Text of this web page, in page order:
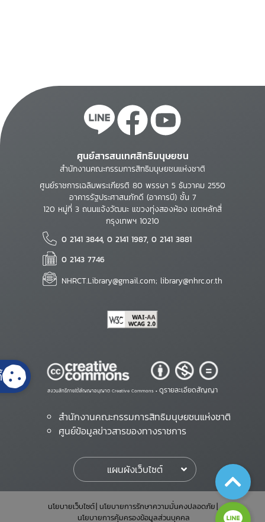
ศูนย์สารสนเทศสิทธิมนุษยชน
สำนักงานคณะกรรมการสิทธิมนุษยชนแห่งชาติ
ศูนย์ราชการเฉลิมพระเกียรติ 80 พรรษา 5 ธันวาคม 2550
อาคารรัฐประศาสนภักดี (อาคารบี) ชั้น 7
120 หมู่ที่ 3 ถนนแจ้งวัฒนะ แขวงทุ่งสองห้อง เขตหลักสี่
กรุงเทพฯ 10210
0 2141 3844, 0 2141 1987, 0 2141 3881
0 2143 7746
NHRCT.Library@gmail.com; library@nhrc.or.th
สงวนสิทธิ์ภายใต้สัญญาอนุญาต Creative Commons • ดูรายละเอียดสัญญา
สำนักงานคณะกรรมการสิทธิมนุษยชนแห่งชาติ
ศูนย์ข้อมูลข่าวสารของทางราชการ
แผนผังเว็บไซต์
นโยบายเว็บไซต์ นโยบายการรักษาความมั่นคงปลอดภัย
นโยบายการคุ้มครองข้อมูลส่วนบุคคล